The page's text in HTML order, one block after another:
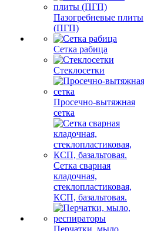
Пазогребневые плиты
(ПГП)
Сетка рабица
Стеклосетки
Просечно-вытяжная
сетка
Сетка сварная
кладочная,
стеклопластиковая,
КСП, базальтовая.
Перчатки, мыло,